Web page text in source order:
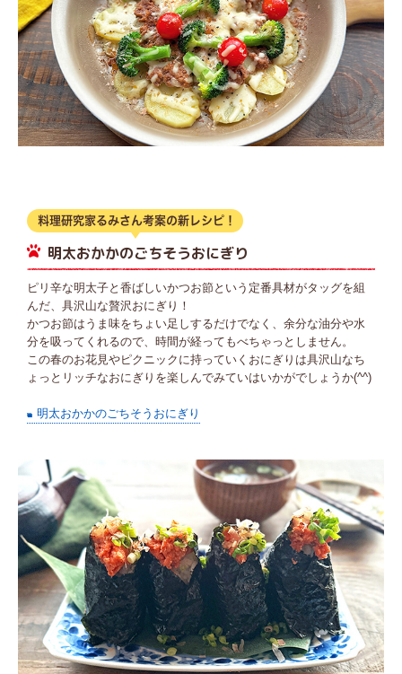
明太おかかのごちそうおにぎり
ピリ辛な明太子と香ばしいかつお節という定番具材がタッグを組
んだ、具沢山な贅沢おにぎり！
かつお節はうま味をちょい足しするだけでなく、余分な油分や水
分を吸ってくれるので、時間が経ってもべちゃっとしません。
この春のお花見やピクニックに持っていくおにぎりは具沢山なち
ょっとリッチなおにぎりを楽しんでみていはいかがでしょうか(^^)
明太おかかのごちそうおにぎり